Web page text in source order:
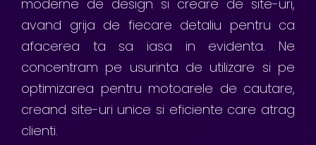
moderne de design si creare de site-uri,
avand grija de fiecare detaliu pentru ca
afacerea ta sa iasa in evidenta. Ne
concentram pe usurinta de utilizare si pe
optimizarea pentru motoarele de cautare,
creand site-uri unice si eficiente care atrag
clienti.